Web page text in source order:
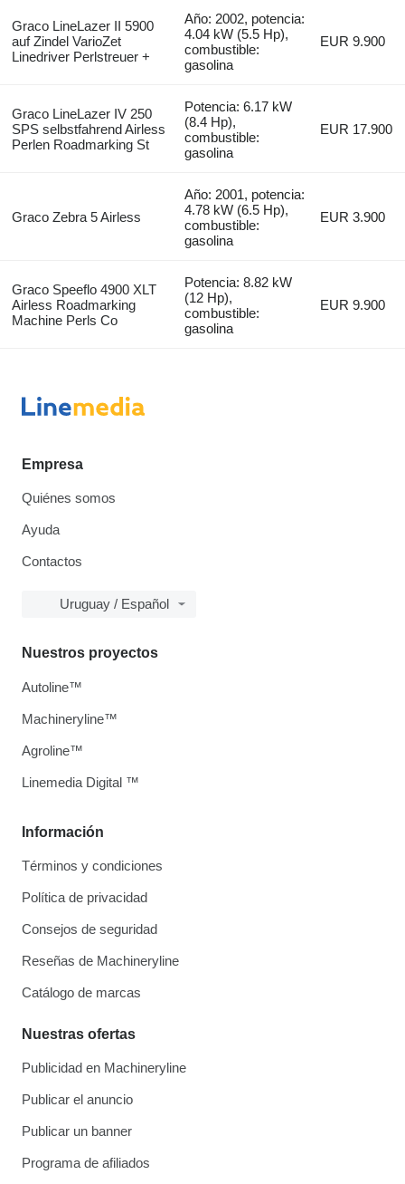
Graco LineLazer II 5900
auf Zindel VarioZet
Linedriver Perlstreuer +
Año: 2002, potencia:
4.04 kW (5.5 Hp),
combustible:
gasolina
EUR 9.900
Graco LineLazer IV 250
SPS selbstfahrend Airless
Perlen Roadmarking St
Potencia: 6.17 kW
(8.4 Hp),
combustible:
gasolina
EUR 17.900
Graco Zebra 5 Airless
Año: 2001, potencia:
4.78 kW (6.5 Hp),
combustible:
gasolina
EUR 3.900
Graco Speeflo 4900 XLT
Airless Roadmarking
Machine Perls Co
Potencia: 8.82 kW
(12 Hp),
combustible:
gasolina
EUR 9.900
Empresa
Quiénes somos
Ayuda
Contactos
Uruguay / Español
Información
Términos y condiciones
Política de privacidad
Consejos de seguridad
Reseñas de Machineryline
Catálogo de marcas
Nuestras ofertas
Publicidad en Machineryline
Publicar el anuncio
Publicar un banner
Programa de afiliados
Nuestros proyectos
Autoline™
Machineryline™
Agroline™
Linemedia Digital ™